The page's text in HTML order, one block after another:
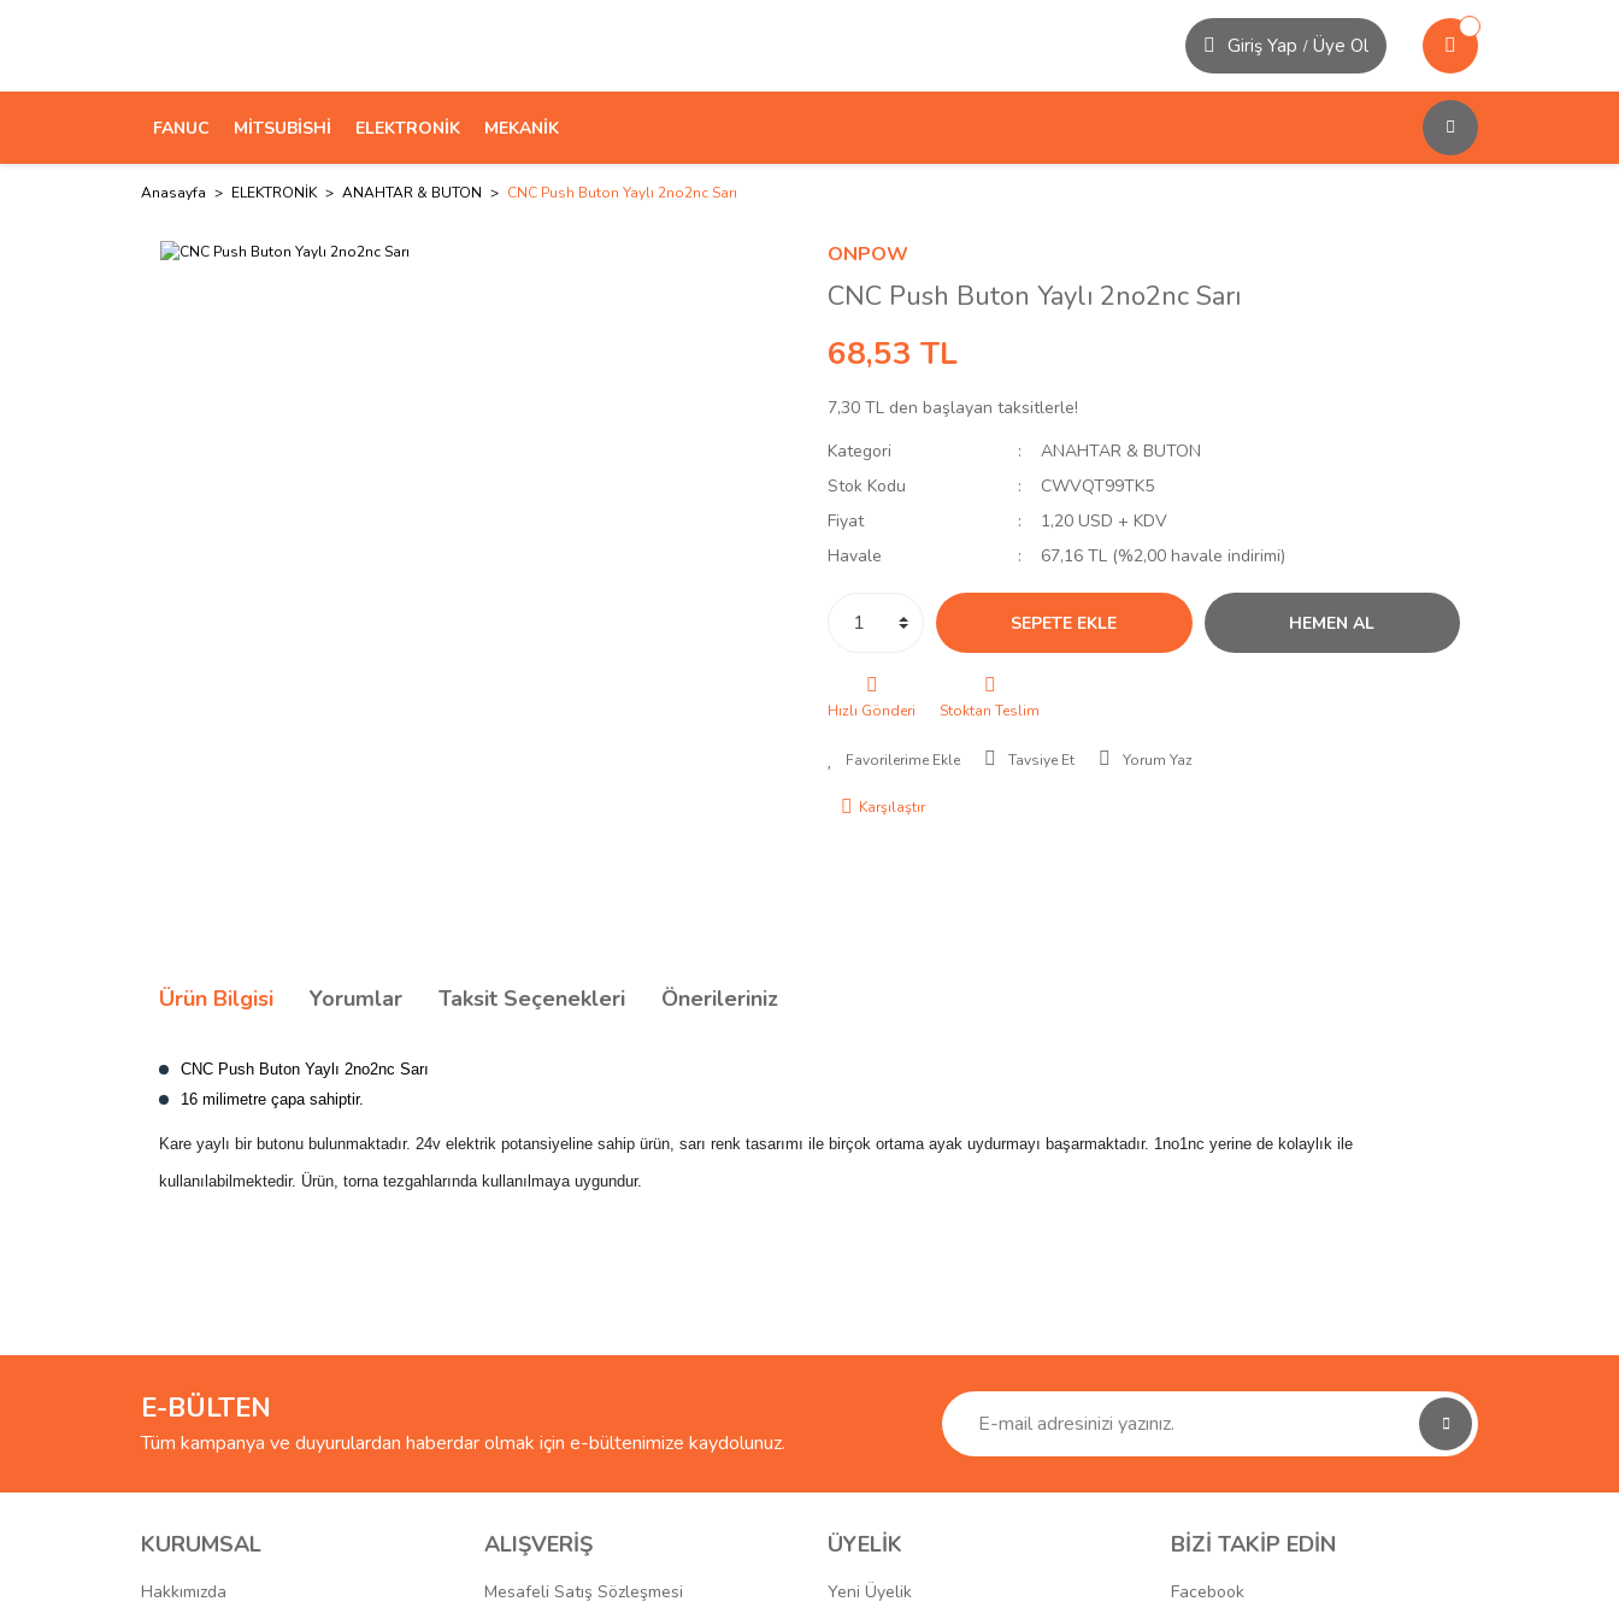
Giriş Yap / Üye Ol
FANUC MİTSUBİSHİ ELEKTRONİK MEKANİK
Anasayfa ELEKTRONİK ANAHTAR & BUTON CNC Push Buton Yaylı 2no2nc Sarı
ONPOW
CNC Push Buton Yaylı 2no2nc Sarı
68,53 TL
7,30 TL den başlayan taksitlerle!
Kategori
ANAHTAR & BUTON
Stok Kodu
CWVQT99TK5
Fiyat
1,20 USD + KDV
Havale
67,16 TL (%2,00 havale indirimi)
SEPETE EKLE HEMEN AL
Hızlı Gönderi Stoktan Teslim
Tavsiye Et Yorum Yaz
Karşılaştır
Ürün Bilgisi Yorumlar Taksit Seçenekleri Önerileriniz
CNC Push Buton Yaylı 2no2nc Sarı
16 milimetre çapa sahiptir.
Kare yaylı bir butonu bulunmaktadır. 24v elektrik potansiyeline sahip ürün, sarı renk tasarımı ile birçok ortama ayak uydurmayı başarmaktadır. 1no1nc yerine de kolaylık ile
kullanılabilmektedir. Ürün, torna tezgahlarında kullanılmaya uygundur.
Ürün resmi kalitesiz, bozuk veya görüntülenemiyor.
Bu ürüne benzer farklı alternatifler olmalı.
E-BÜLTEN
Tüm kampanya ve duyurulardan haberdar olmak için e-bültenimize kaydolunuz.
KURUMSAL
Hakkımızda
ALIŞVERİŞ
Mesafeli Satış Sözleşmesi
ÜYELİK
Yeni Üyelik
BİZİ TAKİP EDİN
Facebook